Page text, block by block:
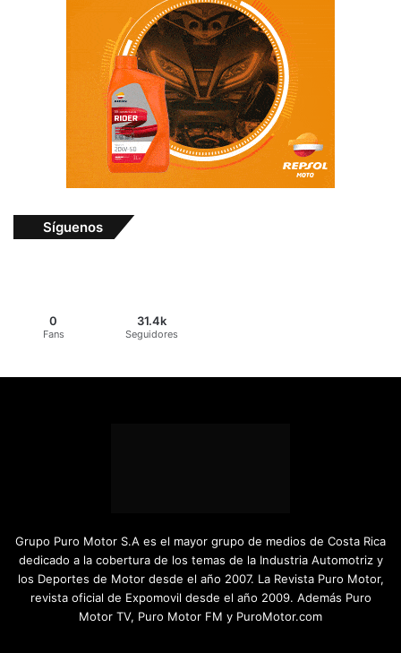
Síguenos
0
Fans
31.4k
Seguidores
Grupo Puro Motor S.A es el mayor grupo de medios de Costa Rica
dedicado a la cobertura de los temas de la Industria Automotriz y
los Deportes de Motor desde el año 2007. La Revista Puro Motor,
revista oficial de Expomovil desde el año 2009. Además Puro
Motor TV, Puro Motor FM y PuroMotor.com